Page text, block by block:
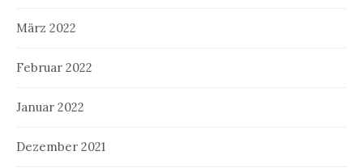
März 2022
Februar 2022
Januar 2022
Dezember 2021